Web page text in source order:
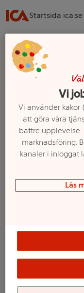
Startsida ica.se
Välj butik för rätt
Startsida Blommor &
Växtbelysning
Växtbelysning
Vi
Vi använder kakor
att göra våra
bättre upplevelse.
marknadsföring.
kanaler i inloggat
Läs